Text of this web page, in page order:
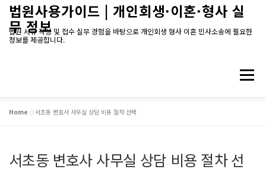
법원사용가이드 | 개인회생·이혼·형사 실
무 정보
법원 서류 작성 및 접수 실무 경험을 바탕으로 개인회생 형사 이혼 민사소송에 필요한
정보를 제공합니다.
메뉴
Home »서초동 변호사 사무실 상담 비용 절차 선택
서초동 변호사 사무실 상담 비용 절차 선